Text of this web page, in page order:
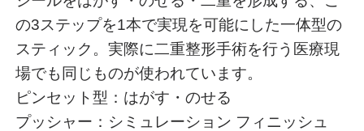
の3ステップを1本で実現を可能にした一体型の
スティック。実際に二重整形手術を行う医療現
場でも同じものが使われています。
ピンセット型：はがす・のせる
プッシャー：シミュレーション フィニッシュ